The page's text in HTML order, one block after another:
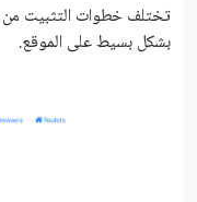
تختلف خطوات التثبيت
بشكل بسيط على الموقع.